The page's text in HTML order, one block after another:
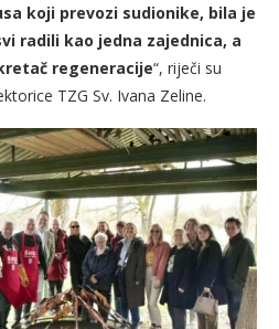
koji prevozi sudionike, bila je
radili kao jedna zajednica, a
regeneracije“, riječi su
TZG Sv. Ivana Zeline.